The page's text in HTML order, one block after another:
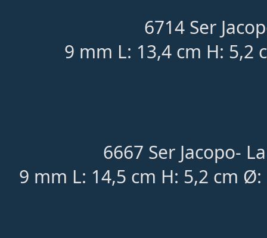
6714 Ser
9 mm L: 13,4 cm H: 5,2
6667 Ser Jacopo-
9 mm L: 14,5 cm H: 5,2 cm